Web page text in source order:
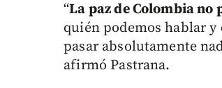
“La paz de Colombia no
quién podemos hablar y
pasar absolutamente
afirmó Pastrana.